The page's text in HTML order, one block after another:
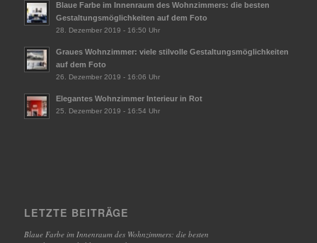
Blaue Farbe im Innenraum des Wohnzimmers: die besten
Gestaltungsmöglichkeiten auf dem Foto
28. Dezember 2019 - 16:50 Uhr
Graues Wohnzimmer: viele stilvolle Gestaltungsmöglichkeiten
auf dem Foto
26. Dezember 2019 - 16:06 Uhr
Elegantes Wohnzimmer Interieur in Rot
25. Dezember 2019 - 16:54 Uhr
LETZTE BEITRÄGE
Blaue Farbe im Innenraum des Wohnzimmers: die besten